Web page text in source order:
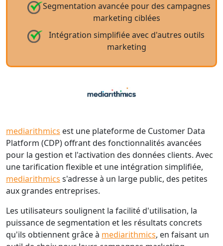
Segmentation avancée pour des campagnes
marketing ciblées
Intégration simplifiée avec d'autres outils
marketing
mediarithmics est une plateforme de Customer Data
Platform (CDP) offrant des fonctionnalités avancées
pour la gestion et l'activation des données clients. Avec
une tarification flexible et une intégration simplifiée,
mediarithmics s'adresse à un large public, des petites
aux grandes entreprises.
Les utilisateurs soulignent la facilité d'utilisation, la
puissance de segmentation et les résultats concrets
qu'ils obtiennent grâce à mediarithmics, en faisant un